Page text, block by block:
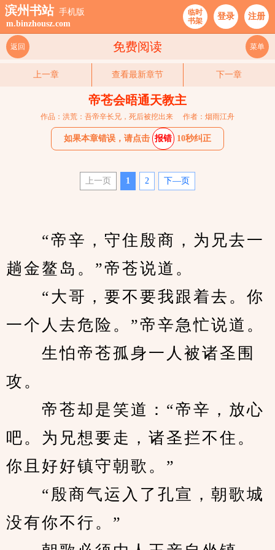
滨州书站 手机版
m.binzhousz.com
临时
书架
登录 注册
免费阅读
返回 菜单
上一章 查看最新章节 下一章
帝苍会晤通天教主
作品：洪荒：吾帝辛长兄，死后被挖出来 作者：烟雨江舟
如果本章错误，请点击 报错 10秒纠正
上一页 1 2 下—页
“帝辛，守住殷商，为兄去一
趟金鳌岛。”帝苍说道。
“大哥，要不要我跟着去。你
一个人去危险。”帝辛急忙说道。
生怕帝苍孤身一人被诸圣围
攻。
帝苍却是笑道：“帝辛，放心
吧。为兄想要走，诸圣拦不住。
你且好好镇守朝歌。”
“殷商气运入了孔宣，朝歌城
没有你不行。”